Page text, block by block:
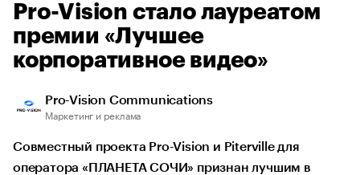
Pro-Vision стало лауреатом
премии «Лучшее
корпоративное видео»
Pro-Vision Communications
Маркетинг и реклама
Совместный проекта Pro-Vision и Piterville для
оператора «ПЛАНЕТА СОЧИ» признан лучшим в